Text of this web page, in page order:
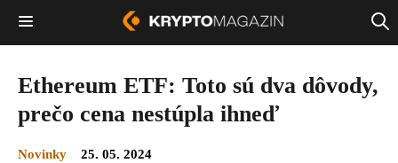
Ethereum ETF: Toto sú dva dôvody,
prečo cena nestúpla ihneď
Novinky
25. 05. 2024